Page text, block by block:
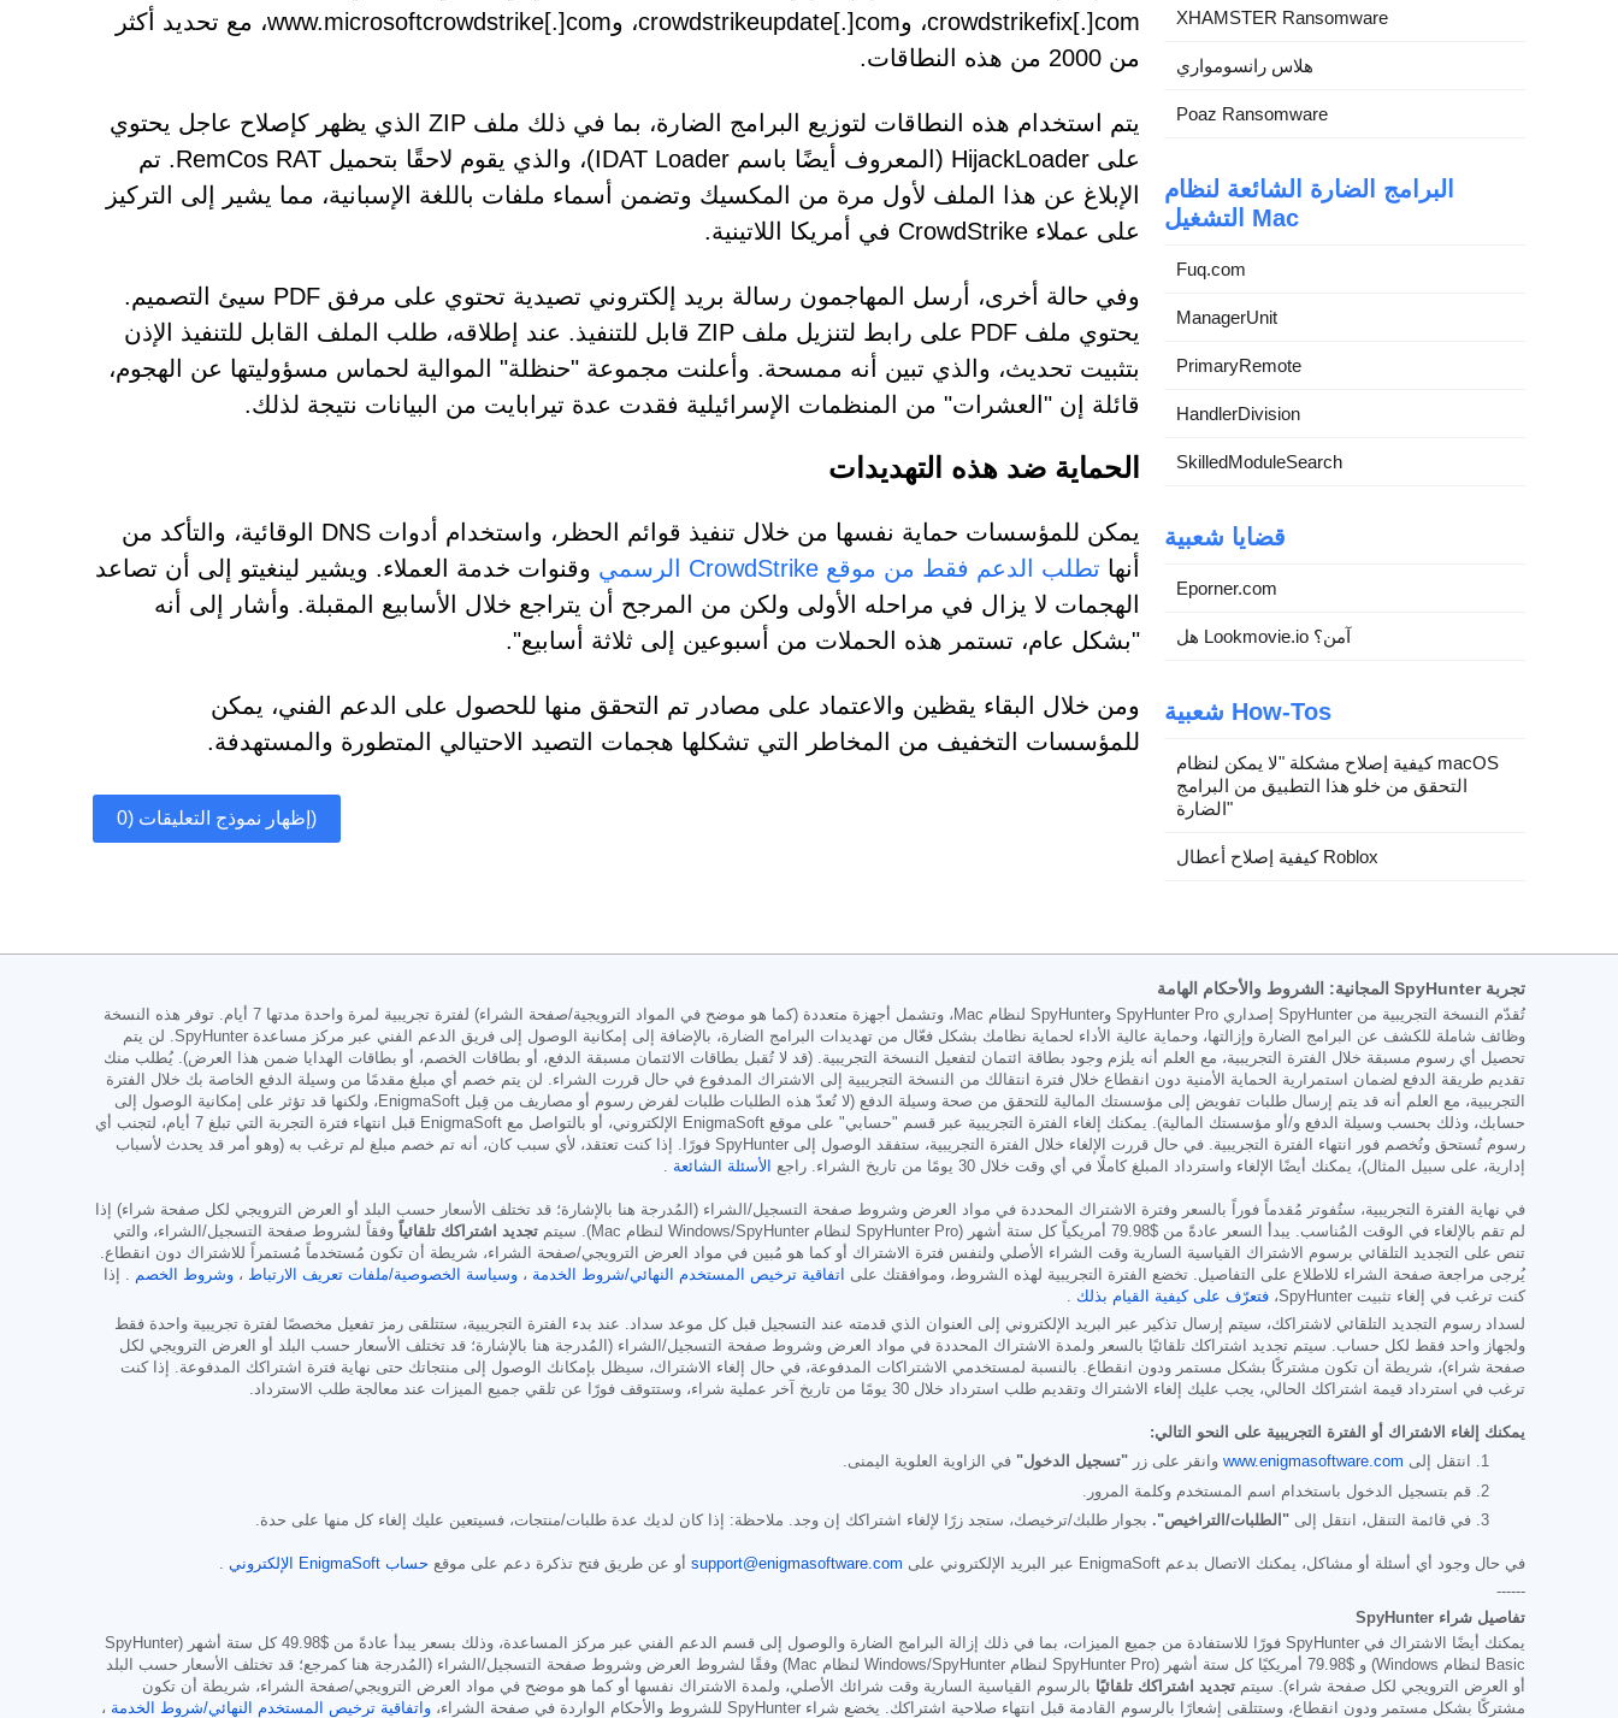
crowdstrikefix[.]com، وcrowdstrikeupdate[.]com، وwww.microsoftcrowdstrike[.]com، مع تحديد أكثر
من 2000 من هذه النطاقات.
يتم استخدام هذه النطاقات لتوزيع البرامج الضارة، بما في ذلك ملف ZIP الذي يظهر كإصلاح عاجل يحتوي
على HijackLoader (المعروف أيضًا باسم IDAT Loader)، والذي يقوم لاحقًا بتحميل RemCos RAT. تم
الإبلاغ عن هذا الملف لأول مرة من المكسيك وتضمن أسماء ملفات باللغة الإسبانية، مما يشير إلى التركيز
على عملاء CrowdStrike في أمريكا اللاتينية.
وفي حالة أخرى، أرسل المهاجمون رسالة بريد إلكتروني تصيدية تحتوي على مرفق PDF سيئ التصميم.
يحتوي ملف PDF على رابط لتنزيل ملف ZIP قابل للتنفيذ. عند إطلاقه، طلب الملف القابل للتنفيذ الإذن
بتثبيت تحديث، والذي تبين أنه ممسحة. وأعلنت مجموعة "حنظلة" الموالية لحماس مسؤوليتها عن الهجوم،
قائلة إن "العشرات" من المنظمات الإسرائيلية فقدت عدة تيرابايت من البيانات نتيجة لذلك.
الحماية ضد هذه التهديدات
يمكن للمؤسسات حماية نفسها من خلال تنفيذ قوائم الحظر، واستخدام أدوات DNS الوقائية، والتأكد من
أنها تطلب الدعم فقط من موقع CrowdStrike الرسمي
وقنوات خدمة العملاء. ويشير لينغيتو إلى أن تصاعد
الهجمات لا يزال في مراحله الأولى ولكن من المرجح أن يتراجع خلال الأسابيع المقبلة. وأشار إلى أنه
"بشكل عام، تستمر هذه الحملات من أسبوعين إلى ثلاثة أسابيع".
ومن خلال البقاء يقظين والاعتماد على مصادر تم التحقق منها للحصول على الدعم الفني، يمكن
للمؤسسات التخفيف من المخاطر التي تشكلها هجمات التصيد الاحتيالي المتطورة والمستهدفة.
إظهار نموذج التعليقات (0)
XHAMSTER Ransomware
هلاس رانسومواري
Poaz Ransomware
البرامج الضارة الشائعة لنظام
التشغيل Mac
Fuq.com
ManagerUnit
PrimaryRemote
HandlerDivision
SkilledModuleSearch
قضايا شعبية
Eporner.com
هل Lookmovie.io آمن؟
شعبية How-Tos
كيفية إصلاح مشكلة "لا يمكن لنظام macOS
التحقق من خلو هذا التطبيق من البرامج
الضارة"
كيفية إصلاح أعطال Roblox
تجربة SpyHunter المجانية: الشروط والأحكام الهامة
تُقدّم النسخة التجريبية من SpyHunter إصداري SpyHunter Pro وSpyHunter لنظام Mac، وتشمل أجهزة متعددة (كما هو موضح في المواد الترويجية/صفحة الشراء) لفترة تجريبية لمرة واحدة مدتها 7 أيام. توفر هذه النسخة
وظائف شاملة للكشف عن البرامج الضارة وإزالتها، وحماية عالية الأداء لحماية نظامك بشكل فعّال من تهديدات البرامج الضارة، بالإضافة إلى إمكانية الوصول إلى فريق الدعم الفني عبر مركز مساعدة SpyHunter. لن يتم
تحصيل أي رسوم مسبقة خلال الفترة التجريبية، مع العلم أنه يلزم وجود بطاقة ائتمان لتفعيل النسخة التجريبية. (قد لا تُقبل بطاقات الائتمان مسبقة الدفع، أو بطاقات الخصم، أو بطاقات الهدايا ضمن هذا العرض). يُطلب منك
تقديم طريقة الدفع لضمان استمرارية الحماية الأمنية دون انقطاع خلال فترة انتقالك من النسخة التجريبية إلى الاشتراك المدفوع في حال قررت الشراء. لن يتم خصم أي مبلغ مقدمًا من وسيلة الدفع الخاصة بك خلال الفترة
التجريبية، مع العلم أنه قد يتم إرسال طلبات تفويض إلى مؤسستك المالية للتحقق من صحة وسيلة الدفع (لا تُعدّ هذه الطلبات طلبات لفرض رسوم أو مصاريف من قِبل EnigmaSoft، ولكنها قد تؤثر على إمكانية الوصول إلى
حسابك، وذلك بحسب وسيلة الدفع و/أو مؤسستك المالية). يمكنك إلغاء الفترة التجريبية عبر قسم "حسابي" على موقع EnigmaSoft الإلكتروني، أو بالتواصل مع EnigmaSoft قبل انتهاء فترة التجربة التي تبلغ 7 أيام، لتجنب أي
رسوم تُستحق وتُخصم فور انتهاء الفترة التجريبية. في حال قررت الإلغاء خلال الفترة التجريبية، ستفقد الوصول إلى SpyHunter فورًا. إذا كنت تعتقد، لأي سبب كان، أنه تم خصم مبلغ لم ترغب به (وهو أمر قد يحدث لأسباب
إدارية، على سبيل المثال)، يمكنك أيضًا الإلغاء واسترداد المبلغ كاملًا في أي وقت خلال 30 يومًا من تاريخ الشراء. راجع
الأسئلة الشائعة .
في نهاية الفترة التجريبية، ستُفوتر مُقدماً فوراً بالسعر وفترة الاشتراك المحددة في مواد العرض وشروط صفحة التسجيل/الشراء (المُدرجة هنا بالإشارة؛ قد تختلف الأسعار حسب البلد أو العرض الترويجي لكل صفحة شراء) إذا
لم تقم بالإلغاء في الوقت المُناسب. يبدأ السعر عادةً من $79.98 أمريكياً كل ستة أشهر (SpyHunter Pro لنظام Windows/SpyHunter لنظام Mac). سيتم تجديد اشتراكك تلقائياً وفقاً لشروط صفحة التسجيل/الشراء، والتي
تنص على التجديد التلقائي برسوم الاشتراك القياسية السارية وقت الشراء الأصلي ولنفس فترة الاشتراك أو كما هو مُبين في مواد العرض الترويجي/صفحة الشراء، شريطة أن تكون مُستخدماً مُستمراً للاشتراك دون انقطاع.
يُرجى مراجعة صفحة الشراء للاطلاع على التفاصيل. تخضع الفترة التجريبية لهذه الشروط، وموافقتك على
اتفاقية ترخيص المستخدم النهائي/شروط الخدمة ، وسياسة الخصوصية/ملفات تعريف الارتباط ، وشروط الخصم . إذا
كنت ترغب في إلغاء تثبيت SpyHunter،
فتعرّف على كيفية القيام بذلك .
لسداد رسوم التجديد التلقائي لاشتراكك، سيتم إرسال تذكير عبر البريد الإلكتروني إلى العنوان الذي قدمته عند التسجيل قبل كل موعد سداد. عند بدء الفترة التجريبية، ستتلقى رمز تفعيل مخصصًا لفترة تجريبية واحدة فقط
ولجهاز واحد فقط لكل حساب. سيتم تجديد اشتراكك تلقائيًا بالسعر ولمدة الاشتراك المحددة في مواد العرض وشروط صفحة التسجيل/الشراء (المُدرجة هنا بالإشارة؛ قد تختلف الأسعار حسب البلد أو العرض الترويجي لكل
صفحة شراء)، شريطة أن تكون مشتركًا بشكل مستمر ودون انقطاع. بالنسبة لمستخدمي الاشتراكات المدفوعة، في حال إلغاء الاشتراك، سيظل بإمكانك الوصول إلى منتجاتك حتى نهاية فترة اشتراكك المدفوعة. إذا كنت
ترغب في استرداد قيمة اشتراكك الحالي، يجب عليك إلغاء الاشتراك وتقديم طلب استرداد خلال 30 يومًا من تاريخ آخر عملية شراء، وستتوقف فورًا عن تلقي جميع الميزات عند معالجة طلب الاسترداد.
يمكنك إلغاء الاشتراك أو الفترة التجريبية على النحو التالي:
انتقل إلى www.enigmasoftware.com وانقر على زر "تسجيل الدخول" في الزاوية العلوية اليمنى.
قم بتسجيل الدخول باستخدام اسم المستخدم وكلمة المرور.
في قائمة التنقل، انتقل إلى "الطلبات/التراخيص". بجوار طلبك/ترخيصك، ستجد زرًا لإلغاء اشتراكك إن وجد. ملاحظة: إذا كان لديك عدة طلبات/منتجات، فسيتعين عليك إلغاء كل منها على حدة.
في حال وجود أي أسئلة أو مشاكل، يمكنك الاتصال بدعم EnigmaSoft عبر البريد الإلكتروني على support@enigmasoftware.com أو عن طريق فتح تذكرة دعم على موقع حساب EnigmaSoft الإلكتروني
------
تفاصيل شراء SpyHunter
يمكنك أيضًا الاشتراك في SpyHunter فورًا للاستفادة من جميع الميزات، بما في ذلك إزالة البرامج الضارة والوصول إلى قسم الدعم الفني عبر مركز المساعدة، وذلك بسعر يبدأ عادةً من $49.98
كل ستة أشهر (SpyHunter
Basic لنظام Windows) و
$79.98
أمريكيًا كل ستة أشهر (SpyHunter Pro لنظام Windows/SpyHunter لنظام Mac) وفقًا لشروط العرض وشروط صفحة التسجيل/الشراء (المُدرجة هنا كمرجع؛ قد تختلف الأسعار حسب البلد
أو العرض الترويجي لكل صفحة شراء). سيتم تجديد اشتراكك تلقائيًا بالرسوم القياسية السارية وقت شرائك الأصلي، ولمدة الاشتراك نفسها أو كما هو موضح في مواد العرض الترويجي/صفحة الشراء، شريطة أن تكون
مشتركًا بشكل مستمر ودون انقطاع، وستتلقى إشعارًا بالرسوم القادمة قبل انتهاء صلاحية اشتراكك. يخضع شراء SpyHunter للشروط والأحكام الواردة في صفحة الشراء،
واتفاقية ترخيص المستخدم النهائي/شروط الخدمة ،